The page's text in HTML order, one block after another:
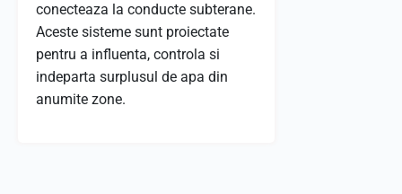
conecteaza la conducte subterane.
Aceste sisteme sunt proiectate
pentru a influenta, controla si
indeparta surplusul de apa din
anumite zone.